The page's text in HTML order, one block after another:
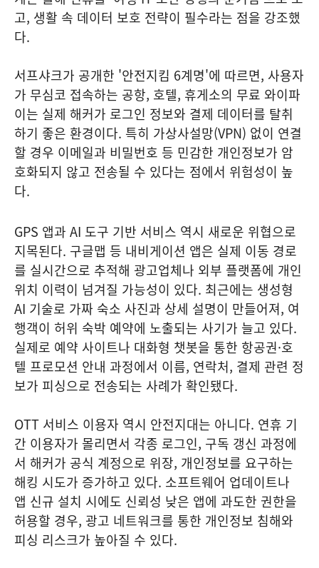
고, 생활 속 데이터 보호 전략이 필수라는 점을 강조했
다.
서프샤크가 공개한 '안전지킴 6계명'에 따르면, 사용자
가 무심코 접속하는 공항, 호텔, 휴게소의 무료 와이파
이는 실제 해커가 로그인 정보와 결제 데이터를 탈취
하기 좋은 환경이다. 특히 가상사설망(VPN) 없이 연결
할 경우 이메일과 비밀번호 등 민감한 개인정보가 암
호화되지 않고 전송될 수 있다는 점에서 위험성이 높
다.
GPS 앱과 AI 도구 기반 서비스 역시 새로운 위협으로
지목된다. 구글맵 등 내비게이션 앱은 실제 이동 경로
를 실시간으로 추적해 광고업체나 외부 플랫폼에 개인
위치 이력이 넘겨질 가능성이 있다. 최근에는 생성형
AI 기술로 가짜 숙소 사진과 상세 설명이 만들어져, 여
행객이 허위 숙박 예약에 노출되는 사기가 늘고 있다.
실제로 예약 사이트나 대화형 챗봇을 통한 항공권·호
텔 프로모션 안내 과정에서 이름, 연락처, 결제 관련 정
보가 피싱으로 전송되는 사례가 확인됐다.
OTT 서비스 이용자 역시 안전지대는 아니다. 연휴 기
간 이용자가 몰리면서 각종 로그인, 구독 갱신 과정에
서 해커가 공식 계정으로 위장, 개인정보를 요구하는
해킹 시도가 증가하고 있다. 소프트웨어 업데이트나
앱 신규 설치 시에도 신뢰성 낮은 앱에 과도한 권한을
허용할 경우, 광고 네트워크를 통한 개인정보 침해와
피싱 리스크가 높아질 수 있다.